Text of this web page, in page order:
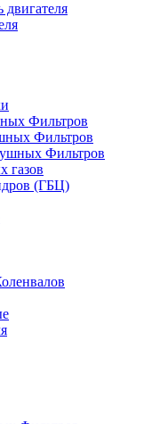
двигателя
Фильтров
Фильтров
Фильтров
газов
(ГБЦ)